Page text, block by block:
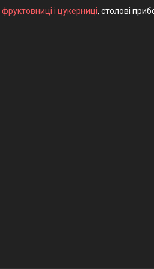
фруктовниці і цукерниці, столові